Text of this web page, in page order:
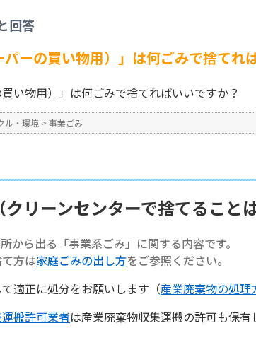
回答
パーの買い物用）」は何ごみで捨てれ
い物用）」は何ごみで捨てればいいですか？
ル・環境 > 事業ごみ
クリーンセンターで捨てること
から出る「事業系ごみ」に関する内容です。
方は家庭ごみの出し方をご参照ください。
適正に処分をお願いします（産業廃棄物の処理
搬許可業者は産業廃棄物収集運搬の許可も保